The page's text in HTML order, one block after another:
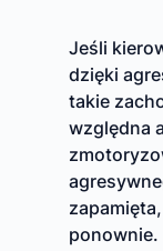
Jeśli
dzięki
takie
względna
ponownie.